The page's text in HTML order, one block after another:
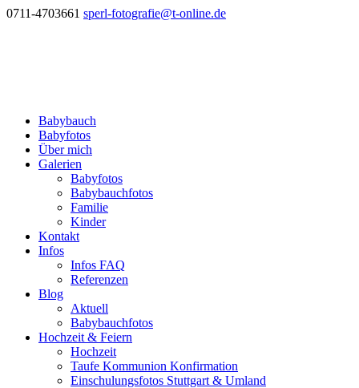
0711-4703661 sperl-fotografie@t-online.de
Babybauch
Babyfotos
Über mich
Galerien
Babyfotos
Babybauchfotos
Familie
Kinder
Kontakt
Infos
Infos FAQ
Referenzen
Blog
Aktuell
Babybauchfotos
Hochzeit & Feiern
Hochzeit
Taufe Kommunion Konfirmation
Einschulungsfotos Stuttgart & Umland